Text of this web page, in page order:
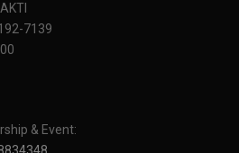
7139
& Event: